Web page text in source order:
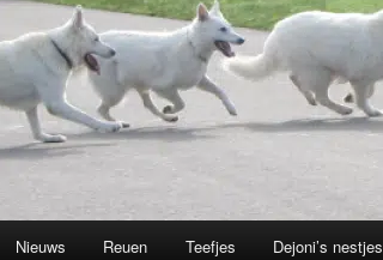
Nieuws Reuen Teefjes Dejoni’s nestjes